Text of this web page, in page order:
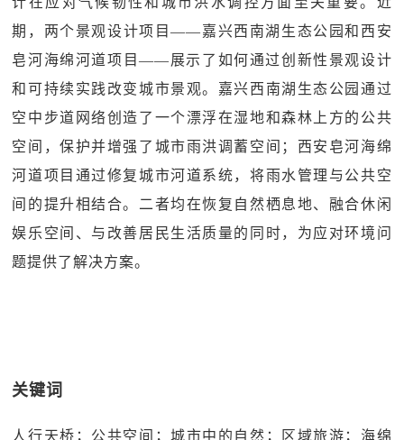
期，两个景观设计项目——嘉兴西南湖生态公园和西安
皂河海绵河道项目——展示了如何通过创新性景观设计
和可持续实践改变城市景观。嘉兴西南湖生态公园通过
空中步道网络创造了一个漂浮在湿地和森林上方的公共
空间，保护并增强了城市雨洪调蓄空间；西安皂河海绵
河道项目通过修复城市河道系统，将雨水管理与公共空
间的提升相结合。二者均在恢复自然栖息地、融合休闲
娱乐空间、与改善居民生活质量的同时，为应对环境问
题提供了解决方案。
关键词
人行天桥；公共空间；城市中的自然；区域旅游；海绵